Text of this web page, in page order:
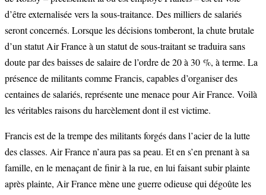
d’être externalisée vers la sous-traitance. Des milliers de salariés
seront concernés. Lorsque les décisions tomberont, la chute brutale
d’un statut Air France à un statut de sous-traitant se traduira sans
doute par des baisses de salaire de l’ordre de 20 à 30 %, à terme. La
présence de militants comme Francis, capables d’organiser des
centaines de salariés, représente une menace pour Air France. Voilà
les véritables raisons du harcèlement dont il est victime.
Francis est de la trempe des militants forgés dans l’acier de la lutte
des classes. Air France n’aura pas sa peau. Et en s’en prenant à sa
famille, en le menaçant de finir à la rue, en lui faisant subir plainte
après plainte, Air France mène une guerre odieuse qui dégoûte les